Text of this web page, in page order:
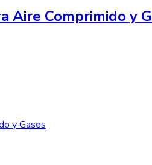
Aire Comprimido y